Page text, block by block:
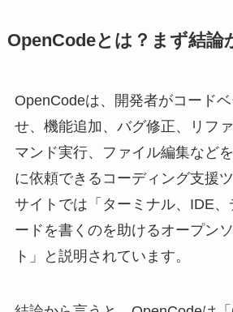
OpenCodeとは？まず結論
OpenCodeは、開発者がコード
せ、機能追加、バグ修正、リフ
マンド実行、ファイル編集など
に依頼できるコーディング支援
サイトでは「ターミナル、IDE、
ードを書くのを助けるオープン
ト」と説明されています。